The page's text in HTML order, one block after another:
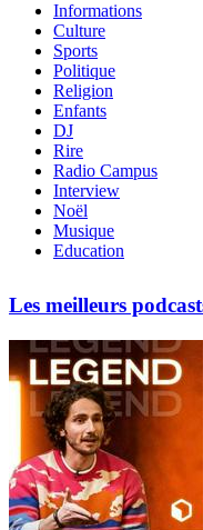
Informations
Culture
Sports
Politique
Religion
Enfants
DJ
Rire
Radio Campus
Interview
Noël
Musique
Education
Les meilleurs